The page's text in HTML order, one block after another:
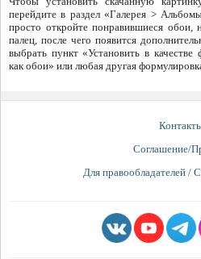
перейдите в раздел «Галерея >
просто откройте понравившиеся обои,
палец, после чего появится
выбрать пункт «Установить в качестве
как обои» или любая другая
Соглашение/
Для правообладателей /